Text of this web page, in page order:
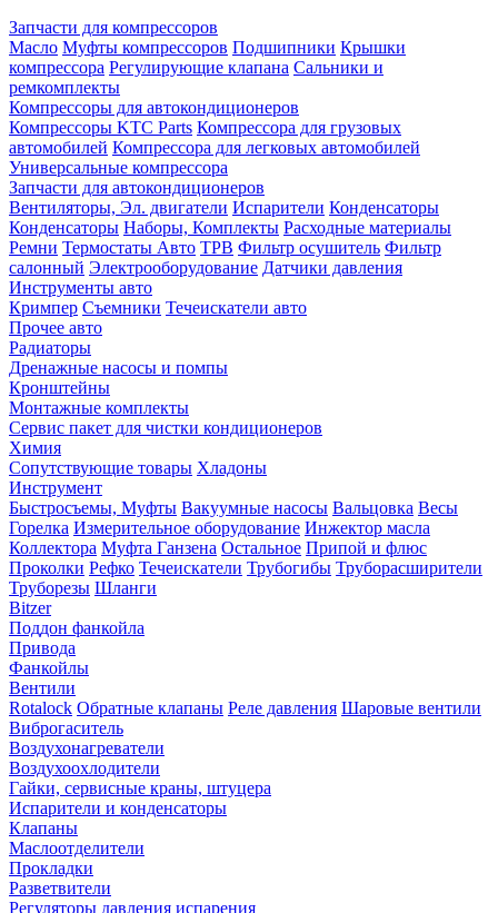
Запчасти для компрессоров
Масло Муфты компрессоров Подшипники Крышки
компрессора Регулирующие клапана Сальники и
ремкомплекты
Компрессоры для автокондиционеров
Компрессоры KTC Parts Компрессора для грузовых
автомобилей Компрессора для легковых автомобилей
Универсальные компрессора
Запчасти для автокондиционеров
Вентиляторы, Эл. двигатели Испарители Конденсаторы
Конденсаторы Наборы, Комплекты Расходные материалы
Ремни Термостаты Авто ТРВ Фильтр осушитель Фильтр
салонный Электрооборудование Датчики давления
Инструменты авто
Кримпер Съемники Течеискатели авто
Прочее авто
Радиаторы
Дренажные насосы и помпы
Кронштейны
Монтажные комплекты
Сервис пакет для чистки кондиционеров
Химия
Сопутствующие товары Хладоны
Инструмент
Быстросъемы, Муфты Вакуумные насосы Вальцовка Весы
Горелка Измерительное оборудование Инжектор масла
Коллектора Муфта Ганзена Остальное Припой и флюс
Проколки Рефко Течеискатели Трубогибы Труборасширители
Труборезы Шланги
Bitzer
Поддон фанкойла
Привода
Фанкойлы
Вентили
Rotalock Обратные клапаны Реле давления Шаровые вентили
Виброгаситель
Воздухонагреватели
Воздухоохлодители
Гайки, сервисные краны, штуцера
Испарители и конденсаторы
Клапаны
Маслоотделители
Прокладки
Разветвители
Регуляторы давления испарения